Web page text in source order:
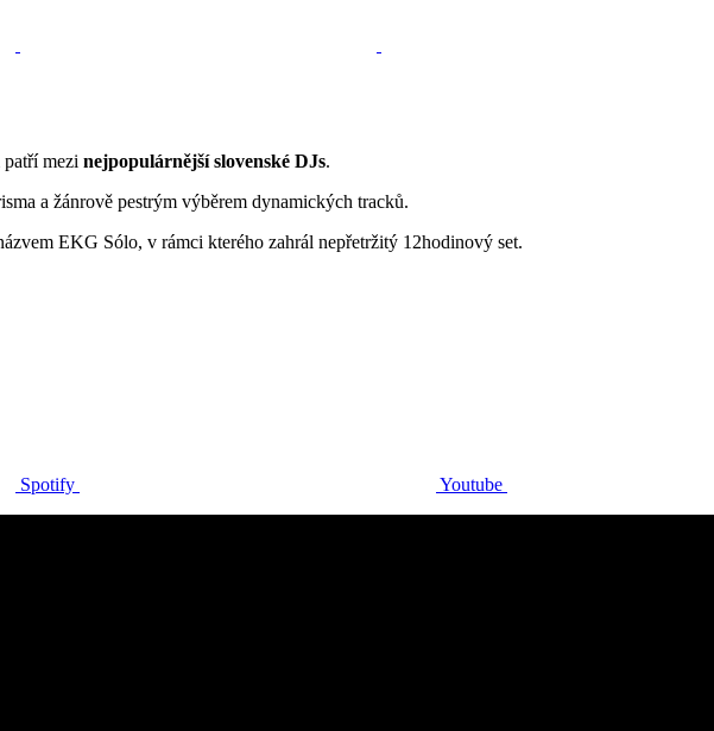
mezi nejpopulárnější slovenské DJs.
a žánrově pestrým výběrem dynamických tracků.
EKG Sólo, v rámci kterého zahrál nepřetržitý 12hodinový set.
Spotify Youtube